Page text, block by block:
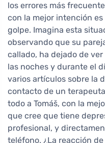
los errores más
con la mejor intención
golpe. Imagina esta
observando que su
callado, ha dejado de
las noches y durante el
varios artículos sobre la
contacto de un
todo a Tomáš, con la
que cree que tiene
profesional, y
teléfono. ¿La reacción